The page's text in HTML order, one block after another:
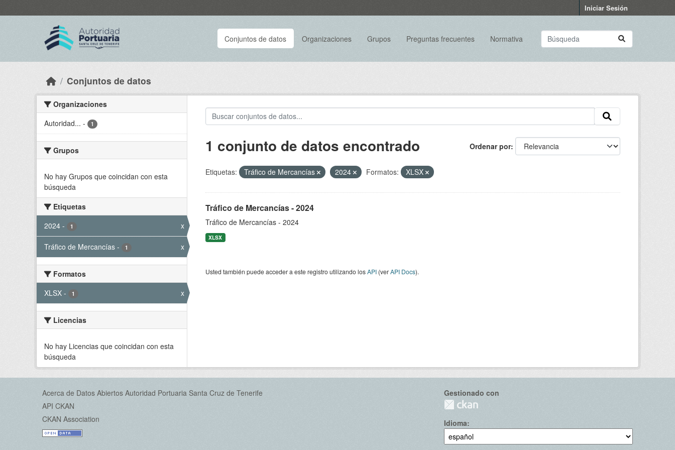
Iniciar Sesión
Conjuntos de datos Organizaciones Grupos Preguntas frecuentes Normativa
Conjuntos de datos
Organizaciones
Autoridad... - 1
Grupos
No hay Grupos que coincidan con esta
búsqueda
Etiquetas
2024 - 1 x
Tráfico de Mercancías - 1 x
Formatos
XLSX - 1 x
Licencias
No hay Licencias que coincidan con esta
búsqueda
Ordenar por
1 conjunto de datos encontrado
Etiquetas: Tráfico de Mercancías 2024 Formatos: XLSX
Tráfico de Mercancías - 2024
Tráfico de Mercancías - 2024
XLSX
Usted también puede acceder a este registro utilizando losAPI(verAPI Docs).
Acerca de Datos Abiertos Autoridad Portuaria Santa Cruz de Tenerife
API CKAN
CKAN Association
Gestionado con
Idioma